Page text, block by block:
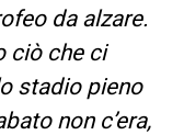
da alzare.
ciò che ci
stadio pieno
non c’era,